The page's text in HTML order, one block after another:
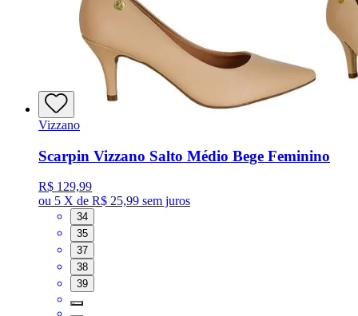
Vizzano
Scarpin Vizzano Salto Médio Bege Feminino
R$ 129,99
ou 5 X de R$ 25,99 sem juros
34
35
37
38
39